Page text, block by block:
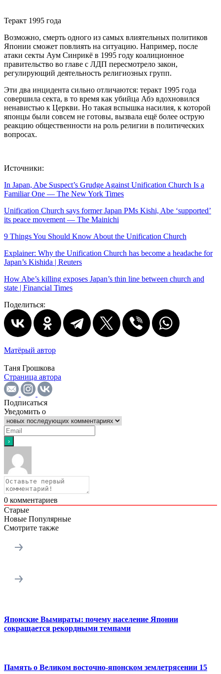
Теракт 1995 года
Возможно, смерть одного из самых влиятельных политиков
Японии сможет повлиять на ситуацию. Например, после
атаки секты Аум Синрикё в 1995 году коалиционное
правительство во главе с ЛДП пересмотрело закон,
регулирующий деятельность религиозных групп.
Эти два инцидента сильно отличаются: теракт 1995 года
совершила секта, в то время как убийца Абэ вдохновился
ненавистью к Церкви. Но такая вспышка насилия, к которой
японцы были совсем не готовы, вызвала ещё более острую
реакцию общественности на роль религии в политических
вопросах.
Источники:
In Japan, Abe Suspect’s Grudge Against Unification Church Is a
Familiar One — The New York Times
Unification Church says former Japan PMs Kishi, Abe ‘supported’
its peace movement — The Mainichi
9 Things You Should Know About the Unification Church
Explainer: Why the Unification Church has become a headache for
Japan’s Kishida | Reuters
How Abe’s killing exposes Japan’s thin line between church and
state | Financial Times
Поделиться:
Матёрый автор
Таня Грошкова
Страница автора
Подписаться
Уведомить о
0 комментариев
Старые
Новые Популярные
Смотрите также
Японские Вымираты: почему население Японии
сокращается рекордными темпами
Память о Великом восточно-японском землетрясении 15